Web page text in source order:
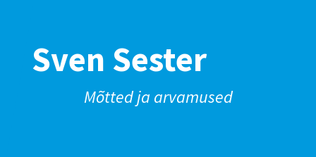
Sven Sester
Mõtted ja arvamused